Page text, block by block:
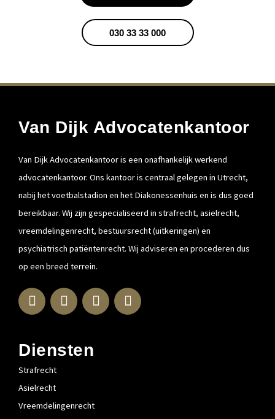
030 33 33 000
Van Dijk Advocatenkantoor
Van Dijk Advocatenkantoor is een onafhankelijk werkend
advocatenkantoor. Ons kantoor is centraal gelegen in Utrecht,
nabij het voetbalstadion en het Diakonessenhuis en is dus goed
bereikbaar. Wij zijn gespecialiseerd in strafrecht, asielrecht,
vreemdelingenrecht, bestuursrecht (uitkeringen) en
psychiatrisch patiëntenrecht. Wij adviseren en procederen dus
op een breed terrein.
L
i
e
d
i
n
-
F
a
b
o
-
f
I
n
T
w
Diensten
Strafrecht
Asielrecht
Vreemdelingenrecht